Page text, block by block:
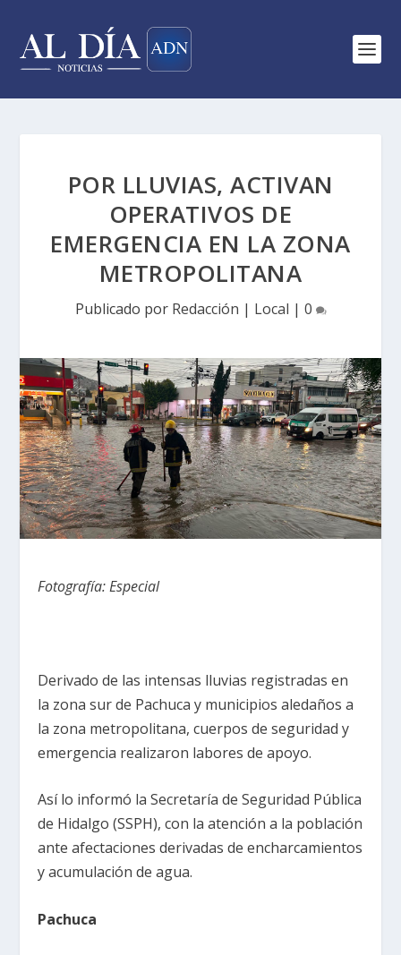
POR LLUVIAS, ACTIVAN
OPERATIVOS DE
EMERGENCIA EN LA ZONA
METROPOLITANA
Publicado por Redacción | Local | 0
Fotografía: Especial
Derivado de las intensas lluvias registradas en
la zona sur de Pachuca y municipios aledaños a
la zona metropolitana, cuerpos de seguridad y
emergencia realizaron labores de apoyo.
Así lo informó la Secretaría de Seguridad Pública
de Hidalgo (SSPH), con la atención a la población
ante afectaciones derivadas de encharcamientos
y acumulación de agua.
Pachuca